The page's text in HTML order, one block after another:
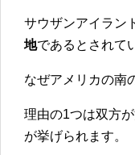
サウザンアイラン
地であるとされて
なぜアメリカの南
理由の1つは双方
が挙げられます。